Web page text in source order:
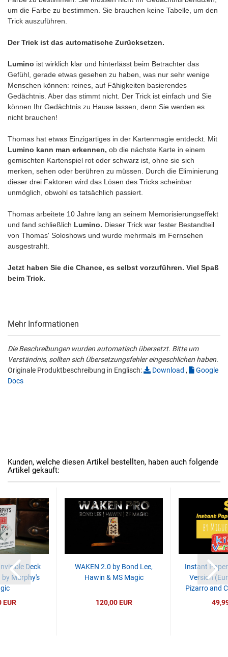
um die Farbe zu bestimmen. Sie brauchen keine Tabelle, um den
Trick auszuführen.
Der Trick ist das automatische Zurücksetzen.
Lumino ist wirklich klar und hinterlässt beim Betrachter das
Gefühl, gerade etwas gesehen zu haben, was nur sehr wenige
Menschen können: reines, auf Fähigkeiten basierendes
Gedächtnis. Aber das stimmt nicht. Der Trick ist einfach und Sie
können Ihr Gedächtnis zu Hause lassen, denn Sie werden es
nicht brauchen!
Thomas hat etwas Einzigartiges in der Kartenmagie entdeckt. Mit
Lumino kann man erkennen, ob die nächste Karte in einem
gemischten Kartenspiel rot oder schwarz ist, ohne sie sich
merken, sehen oder berühren zu müssen. Durch die Eliminierung
dieser drei Faktoren wird das Lösen des Tricks scheinbar
unmöglich, obwohl es tatsächlich passiert.
Thomas arbeitete 10 Jahre lang an seinem Memorisierungseffekt
und fand schließlich Lumino. Dieser Trick war fester Bestandteil
von Thomas' Soloshows und wurde mehrmals im Fernsehen
ausgestrahlt.
Jetzt haben Sie die Chance, es selbst vorzuführen. Viel Spaß
beim Trick.
Mehr Informationen
Die Beschreibungen wurden automatisch übersetzt. Bitte um
Verständnis, sollten sich Übersetzungsfehler eingeschlichen haben.
Originale Produktbeschreibung in Englisch:
Download ,
Google
Docs
Kunden, welche diesen Artikel bestellten, haben auch folgende
Artikel gekauft:
Deck
by Murphy's
EUR
WAKEN 2.0 by Bond Lee,
Hawin & MS Magic
120,00 EUR
Instant
Version
Pizarro and